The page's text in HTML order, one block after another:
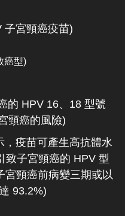
子宮頸癌疫苗)
癌型)
的 HPV 16、18 型號
頸癌的風險)
，疫苗可產生高抗體水
致子宮頸癌的 HPV 型
宮頸癌前病變三期或以
93.2%)